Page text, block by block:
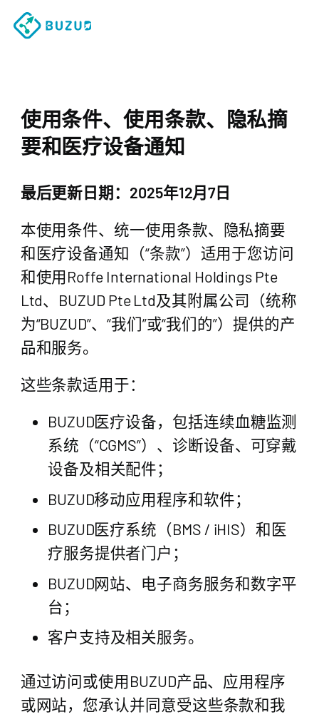
使用条件、使用条款、隐私摘
要和医疗设备通知
最后更新日期：2025年12月7日
本使用条件、统一使用条款、隐私摘要
和医疗设备通知（“条款”）适用于您访问
和使用Roffe International Holdings Pte
Ltd、BUZUD Pte Ltd及其附属公司（统称
为“BUZUD”、“我们”或“我们的”）提供的产
品和服务。
这些条款适用于：
BUZUD医疗设备，包括连续血糖监测
系统（“CGMS”）、诊断设备、可穿戴
设备及相关配件；
BUZUD移动应用程序和软件；
BUZUD医疗系统（BMS / iHIS）和医
疗服务提供者门户；
BUZUD网站、电子商务服务和数字平
台；
客户支持及相关服务。
通过访问或使用BUZUD产品、应用程序
或网站，您承认并同意受这些条款和我